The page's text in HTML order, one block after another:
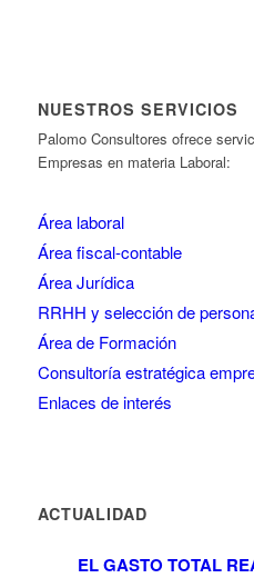
NUESTROS SERVICIOS
Palomo Consultores ofrece
Empresas en materia Laboral:
Área laboral
Área fiscal-contable
Área Jurídica
RRHH y selección de
Área de Formación
Consultoría estratégica
Enlaces de interés
ACTUALIDAD
EL GASTO TOTAL